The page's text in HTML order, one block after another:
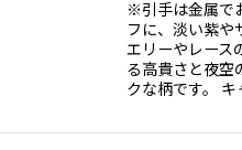
※引手は金属で
フに、淡い紫や
エリーやレース
る高貴さと夜空
クな柄です。 キ